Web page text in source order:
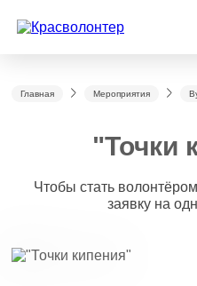
Главная Мероприятия
"Точки
Чтобы стать
заявку на